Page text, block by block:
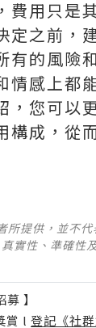
費用只是
定之前，
有的風險
情感上都
，您可以
構成，從
所提供，並不
實性、準確性
】
賞 l 登記《社